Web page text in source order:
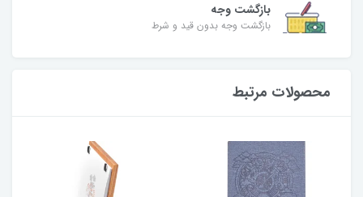
بازگشت وجه
بازگشت وجه بدون قید و شرط
محصولات مرتبط